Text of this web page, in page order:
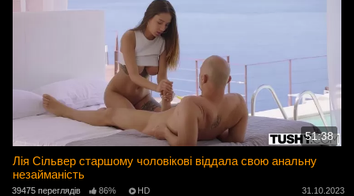
51:38
Лія Сільвер старшому чоловікові віддала свою анальну
незайманість
39475 переглядів 86% HD 31.10.2023